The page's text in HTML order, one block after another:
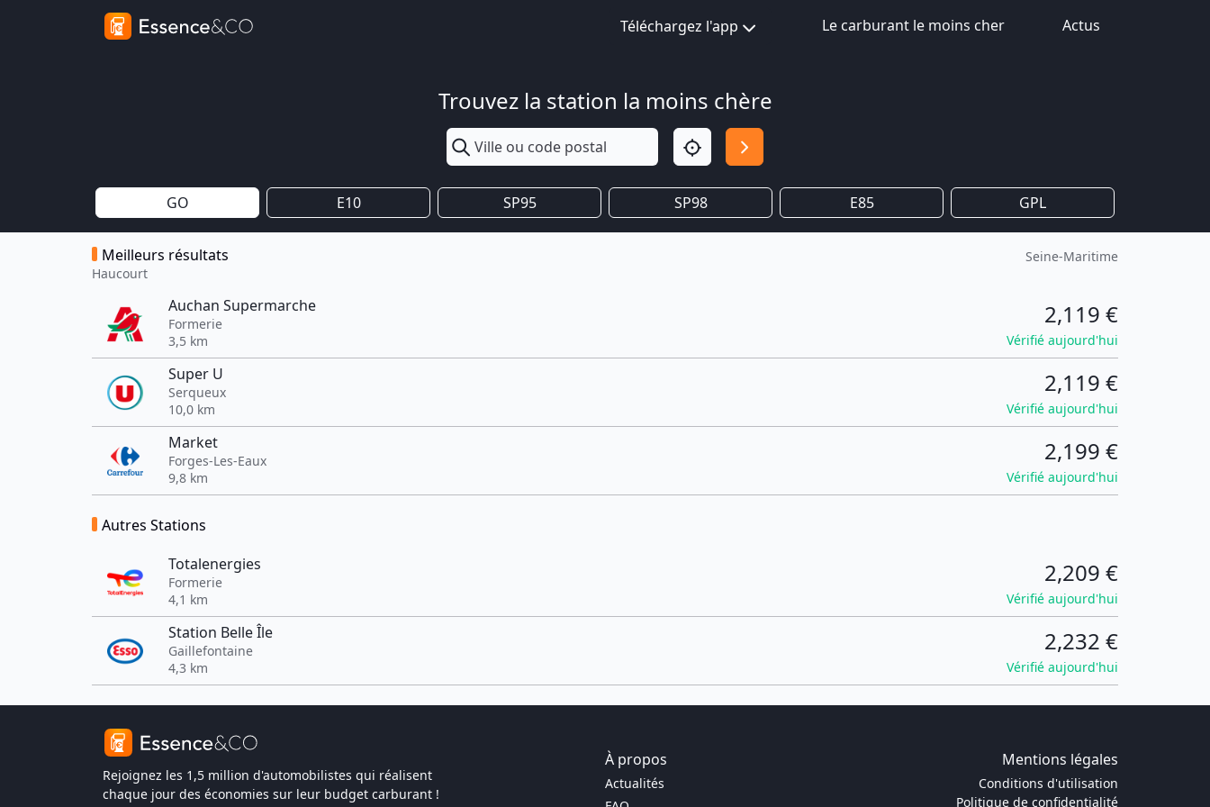
Téléchargez l'app Le carburant le moins cher Actus
Trouvez la station la moins chère
GO E10 SP95 SP98 E85 GPL
Meilleurs résultats
Haucourt
Seine-Maritime
Auchan Supermarche
Formerie
3,5 km
2,119 €
Vérifié aujourd'hui
Super U
Serqueux
10,0 km
2,119 €
Vérifié aujourd'hui
Market
Forges-Les-Eaux
9,8 km
2,199 €
Vérifié aujourd'hui
Autres Stations
Totalenergies
Formerie
4,1 km
2,209 €
Vérifié aujourd'hui
Station Belle Île
Gaillefontaine
4,3 km
2,232 €
Vérifié aujourd'hui
Rejoignez les 1,5 million d'automobilistes qui réalisent
chaque jour des économies sur leur budget carburant !
À propos Mentions légales
Actualités
Conditions d'utilisation
Politique de confidentialité